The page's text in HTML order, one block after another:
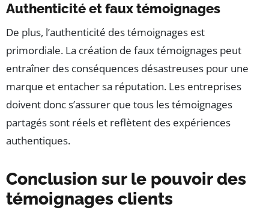
Authenticité et faux témoignages
De plus, l’authenticité des témoignages est
primordiale. La création de faux témoignages peut
entraîner des conséquences désastreuses pour une
marque et entacher sa réputation. Les entreprises
doivent donc s’assurer que tous les témoignages
partagés sont réels et reflètent des expériences
authentiques.
Conclusion sur le pouvoir des
témoignages clients